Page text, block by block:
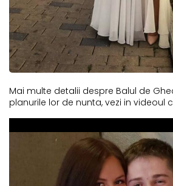
Mai multe detalii despre Balul de
planurile lor de nunta, vezi in videoul